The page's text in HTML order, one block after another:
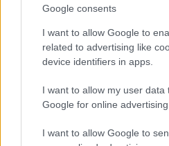
Google consents
I want to allow Google to
related to advertising like
device identifiers in apps.
I want to allow my user data
Google for online
I want to allow Google to
wyników, terminarza i statystyk.
Austria